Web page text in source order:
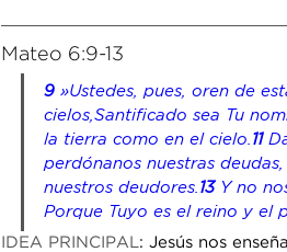
Mateo 6:9-13
9 »Ustedes, pues, oren de
cielos,Santificado sea Tu
la tierra como en el cielo. 11
perdónanos nuestras
nuestros deudores. 13 Y no
Porque Tuyo es el reino y el
IDEA PRINCIPAL: Jesús nos